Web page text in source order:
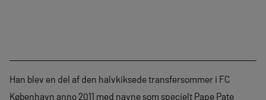
Han blev en del af den halvkiksede transfersommer i FC
København anno 2011 med navne som specielt Pape Pate